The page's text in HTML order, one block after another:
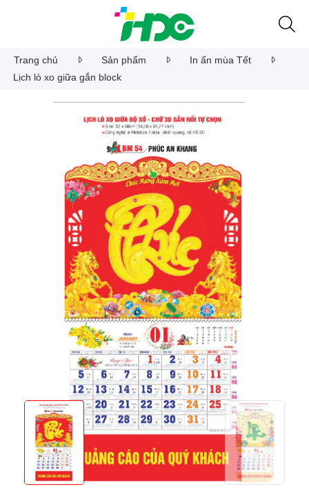
Trang chủ Sản phẩm
In ấn mùa Tết
Lịch lò xo giữa gắn block